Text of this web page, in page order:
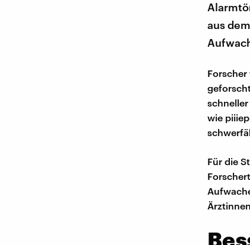
aus
Forscher
wie
Für die